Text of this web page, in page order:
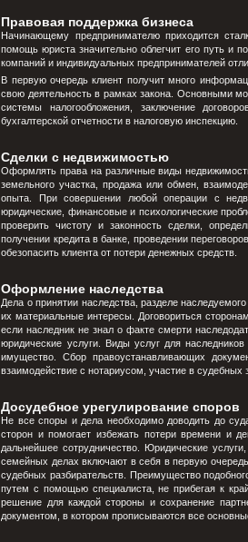
Правовая поддержка бизнеса
Начинающему предпринимателю приходится
помощь юриста значительно облегчит его путь и
компаний и индивидуальных предпринимателей
В первую очередь клиент получит много
свою деятельность в рамках закона. Основными
системы налогообложения, заключение
бухгалтерской отчетности в налоговую инспекцию.
Сделки с недвижимостью
Оформлять права на различные виды
земельного участка, продажа или обмен,
опыта. При совершении любой операции с
юридические, финансовые и психологические
проверить чистоту и законность сделки,
получении кредита в банке, проведении
обезопасить клиента от потери денежных средств.
Оформление наследства
Дела о принятии наследства, разделе
их материальные интересы. Договориться
если наследник не знал о факте смерти
юридические услуги. Виды услуг для
имущество. Сбор правоустанавливающих
взаимодействие с нотариусом, участие в судебных
Досудебное урегулирование споров
Не все споры и дела необходимо доводить до
сторон и помогает избежать потери времени и
дальнейшее сотрудничество. Юридические
семейных делах включают в себя в первую
судебных разбирательств. Преимущество
путем с помощью специалиста, не прибегая к
решение для каждой стороны и сохранение
документом, в котором прописываются все